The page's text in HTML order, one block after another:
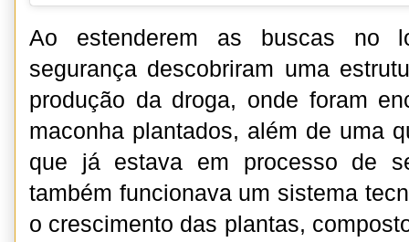
Ao estenderem as buscas no
segurança descobriram uma
produção da droga, onde foram
maconha plantados, além de uma
que já estava em processo de
também funcionava um sistema
o crescimento das plantas,